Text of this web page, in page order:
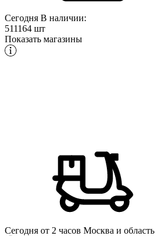
Сегодня В наличии:
511164 шт
Показать магазины
Сегодня от 2 часов Москва и область